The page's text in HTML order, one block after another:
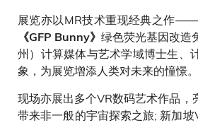
展览亦以MR技术重现经典之作
《GFP Bunny》绿色荧光基因改造
州）计算媒体与艺术学域博士生、
象，为展览增添人类对未来的憧憬。
现场亦展出多个VR数码艺术作品
带来非一般的宇宙探索之旅; 新加